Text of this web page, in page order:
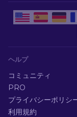
ヘルプ
コミュニティ
PRO
プライバシーポリシ
利用規約